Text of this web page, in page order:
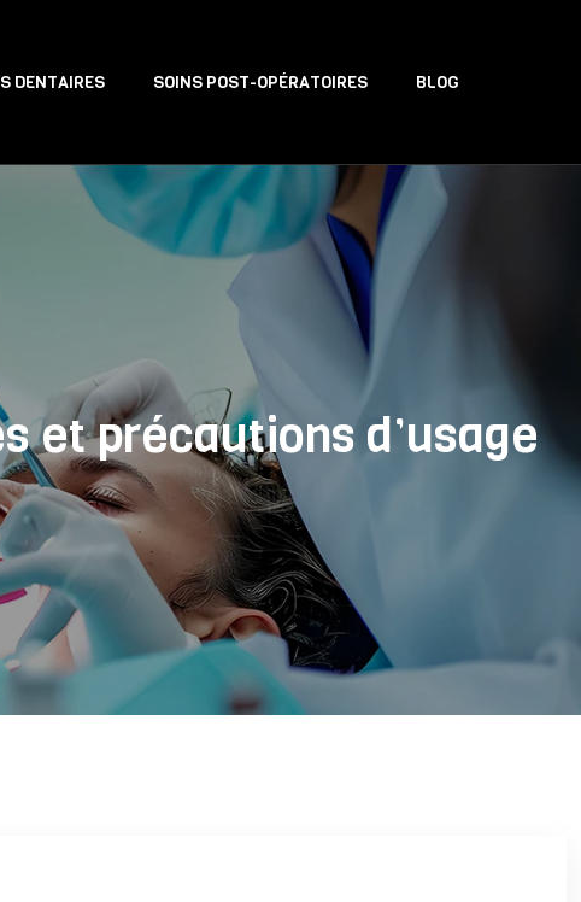
DENTAIRES SOINS POST-OPÉRATOIRES BLOG
et précautions d’usage